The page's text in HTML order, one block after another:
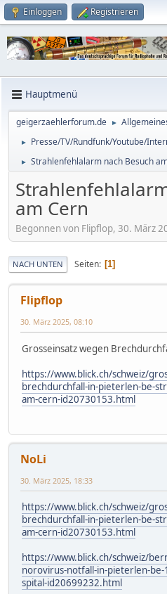
Einloggen Registrieren
Hauptmenü
geigerzaehlerforum.de ►
► Presse/TV/Rundfunk/Youtube/
► Strahlenfehlalarm nach Besuch
am Cern
Begonnen von Flipflop, 30. März
NACH UNTEN Seiten 1
Flipflop
30. März 2025, 08:10
Grosseinsatz wegen
https://www.blick.ch/schweiz/
brechdurchfall-in-pieterlen-be-
am-cern-id20730153.html
NoLi
30. März 2025, 18:33
https://www.blick.ch/schweiz/
brechdurchfall-in-pieterlen-be-
am-cern-id20730153.html
https://www.blick.ch/schweiz/
norovirus-notfall-in-pieterlen-be-
spital-id20699232.html